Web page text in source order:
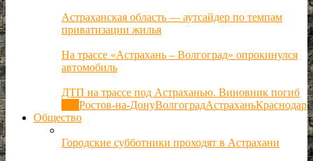
Астраханская область — аутсайдер по темпам
приватизации жилья
На трассе «Астрахань – Волгоград» опрокинулся
автомобиль
ДТП на трассе под Астраханью. Виновник погиб
Ростов-на-ДонуВолгоградАстраханьКраснодар
Общество
Городские субботники проходят в Астрахани